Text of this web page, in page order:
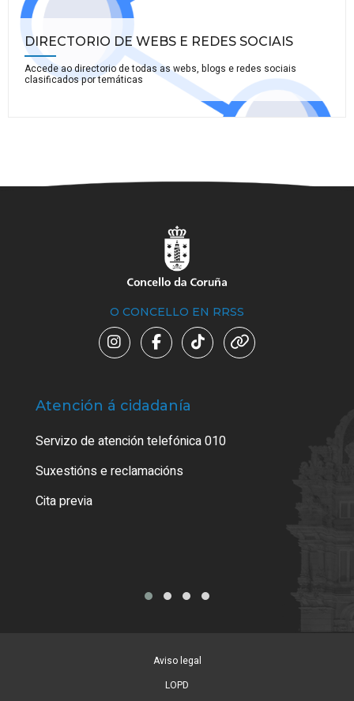
DIRECTORIO DE WEBS E REDES SOCIAIS
Accede ao directorio de todas as webs, blogs e redes sociais
clasificados por temáticas
O CONCELLO EN RRSS
Atención á cidadanía
Servizo de atención telefónica 010
Suxestións e reclamacións
Cita previa
Aviso legal
LOPD